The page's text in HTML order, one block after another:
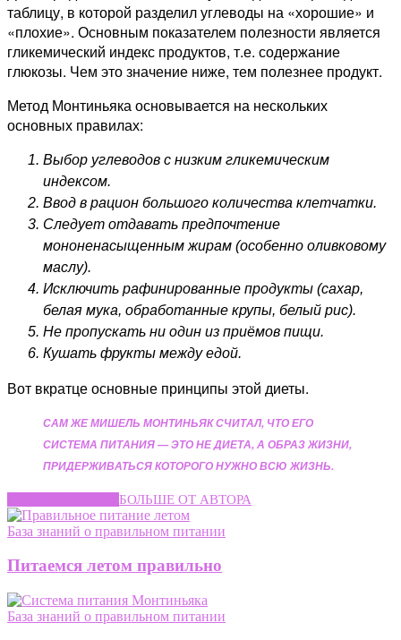
таблицу, в которой разделил углеводы на «хорошие» и
«плохие». Основным показателем полезности является
гликемический индекс продуктов, т.е. содержание
глюкозы. Чем это значение ниже, тем полезнее продукт.
Метод Монтиньяка основывается на нескольких
основных правилах:
Выбор углеводов с низким гликемическим
индексом.
Ввод в рацион большого количества клетчатки.
Следует отдавать предпочтение
мононенасыщенным жирам (особенно оливковому
маслу).
Исключить рафинированные продукты (сахар,
белая мука, обработанные крупы, белый рис).
Не пропускать ни один из приёмов пищи.
Кушать фрукты между едой.
Вот вкратце основные принципы этой диеты.
САМ ЖЕ МИШЕЛЬ МОНТИНЬЯК СЧИТАЛ, ЧТО ЕГО
СИСТЕМА ПИТАНИЯ — ЭТО НЕ ДИЕТА, А ОБРАЗ ЖИЗНИ,
ПРИДЕРЖИВАТЬСЯ КОТОРОГО НУЖНО ВСЮ ЖИЗНЬ.
БОЛЬШЕ ОТ АВТОРА
База знаний о правильном питании
Питаемся летом правильно
База знаний о правильном питании